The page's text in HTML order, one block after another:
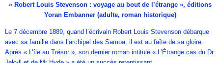
« Robert Louis Stevenson : voyage au bout de l’étrange », éditions
Yoran Embanner (adulte, roman historique)
Le 7 décembre 1889, quand l’écrivain Robert Louis Stevenson débarque
avec sa famille dans l’archipel des Samoa, il est au faîte de sa gloire.
Après « L’île au Trésor », son dernier roman intitulé « L’Étrange cas du Dr